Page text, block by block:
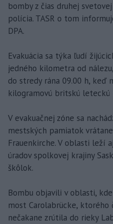
bomby z čias druhej
polícia. TASR o tom
DPA.
Evakuácia sa týka ľudí
jedného kilometra od
do stredy rána 09.00 h, keď
kilogramovú britskú leteckú
V evakuačnej zóne sa
mestských pamiatok
Frauenkirche. V oblasti leží
úradov spolkovej krajiny
škôlok.
Bombu objavili v oblasti,
most Carolabrücke,
nečakane zrútila do rieky